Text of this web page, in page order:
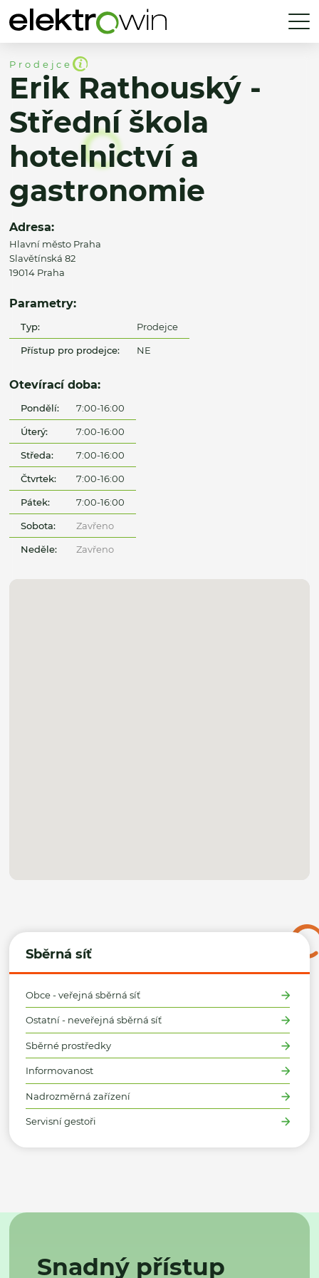
Sběrná síť
Obce - veřejná sběrná síť
Ostatní - neveřejná sběrná síť
Sběrné prostředky
Informovanost
Nadrozměrná zařízení
Servisní gestoři
Prodejce
Erik Rathouský -
Střední škola
hotelnictví a
gastronomie
Adresa:
Hlavní město Praha
Slavětínská 82
19014 Praha
Parametry:
Typ: Prodejce
Přístup pro prodejce: NE
Otevírací doba:
Pondělí: 7:00-16:00
Úterý: 7:00-16:00
Středa: 7:00-16:00
Čtvrtek: 7:00-16:00
Pátek: 7:00-16:00
Sobota: Zavřeno
Neděle: Zavřeno
Snadný přístup